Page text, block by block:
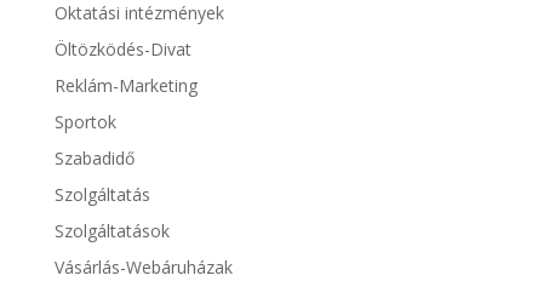
Oktatási intézmények
Öltözködés-Divat
Reklám-Marketing
Sportok
Szabadidő
Szolgáltatás
Szolgáltatások
Vásárlás-Webáruházak